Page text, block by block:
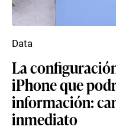
La
iPhone que
información:
inmediato
Data